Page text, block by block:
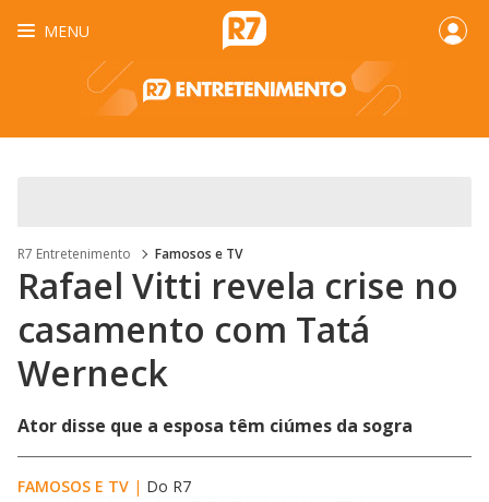
MENU
R7 Entretenimento Famosos e TV
Rafael Vitti revela crise no
casamento com Tatá
Werneck
Ator disse que a esposa têm ciúmes da sogra
FAMOSOS E TV | Do R7